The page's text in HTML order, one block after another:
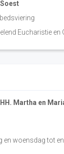
Eucharistie en
Martha en
en woensdag tot